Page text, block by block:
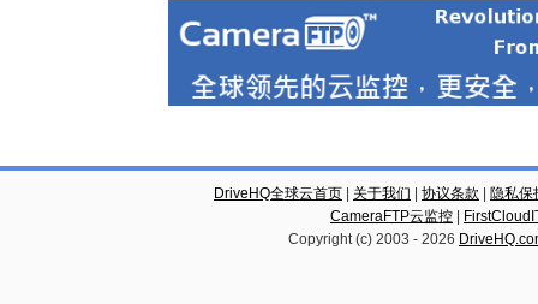
DriveHQ全球云首页 关于我们 协议条款
隐私保
CameraFTP云监控
Copyright (c) 2003 - 2026